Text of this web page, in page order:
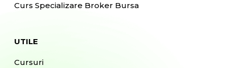
Curs Specializare Broker Bursa
UTILE
Cursuri